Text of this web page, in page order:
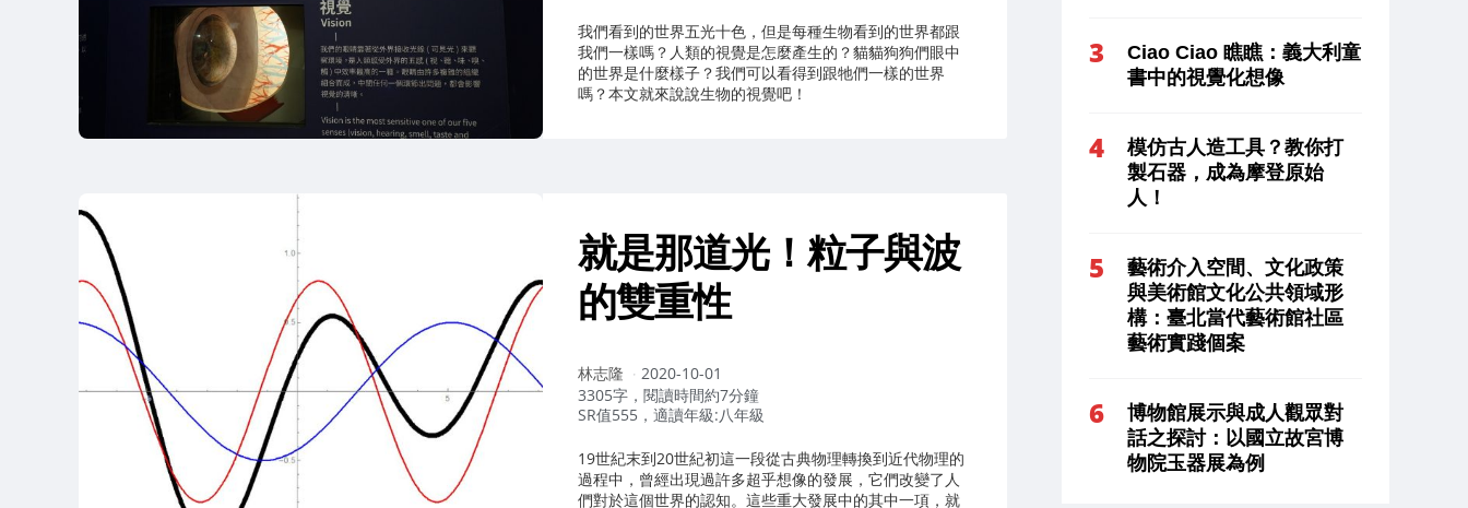
我們看到的世界五光十色，但是每種生物看到的世界都跟
我們一樣嗎？人類的視覺是怎麼產生的？貓貓狗狗們眼中
的世界是什麼樣子？我們可以看得到跟牠們一樣的世界
嗎？本文就來說說生物的視覺吧！
就是那道光！粒子與波
的雙重性
作
者：
林志隆
2020-10-01
3305字，閱讀時間約7分鐘
SR值555，適讀年級:八年級
19世紀末到20世紀初這一段從古典物理轉換到近代物理的
過程中，曾經出現過許多超乎想像的發展，它們改變了人
們對於這個世界的認知。這些重大發展中的其中一項，就
Ciao Ciao 瞧瞧：義大利童
書中的視覺化想像
模仿古人造工具？教你打
製石器，成為摩登原始
人！
藝術介入空間、文化政策
與美術館文化公共領域形
構：臺北當代藝術館社區
藝術實踐個案
博物館展示與成人觀眾對
話之探討：以國立故宮博
物院玉器展為例